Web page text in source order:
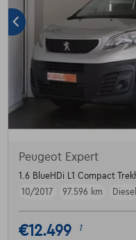
Peugeot Expert
1.6 BlueHDi L1 Compact
10/2017
97.596 km Diesel
€12.499 1